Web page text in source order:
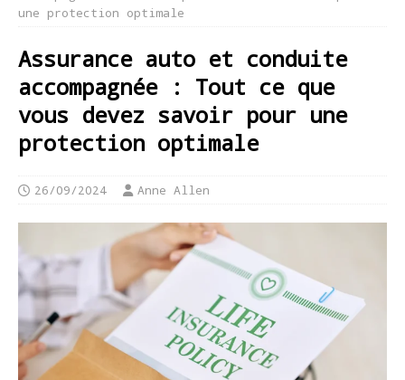
une protection optimale
Assurance auto et conduite
accompagnée : Tout ce que
vous devez savoir pour une
protection optimale
26/09/2024 Anne Allen